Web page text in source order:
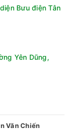
Bưu điện Tân
Yên Dũng,
Văn Chiến